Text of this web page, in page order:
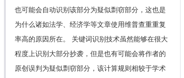
也可能会自动识别该部分为疑似剽窃部分，这也是
为什么诸如法学、经济学等文章使用维普查重重复
率高的原因所在。 关键词识别技术虽然能够在很大
程度上识别大部分抄袭，但是也有可能会将作者的
原创误判为疑似剽窃部分，该计算规则相较于学术